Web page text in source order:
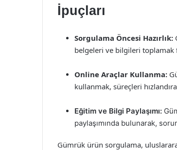
İpuçları
Sorgulama Öncesi Hazırlık:
belgeleri ve bilgileri toplamak
Online Araçlar Kullanma:
kullanmak, süreçleri
Eğitim ve Bilgi Paylaşımı:
paylaşımında bulunarak,
Gümrük ürün sorgulama,